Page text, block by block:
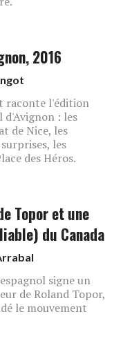
2016
raconte l'édition
d'Avignon : les
de Nice, les
les
des Héros.
Topor et une
du Canada
signe un
de Roland Topor,
le mouvement